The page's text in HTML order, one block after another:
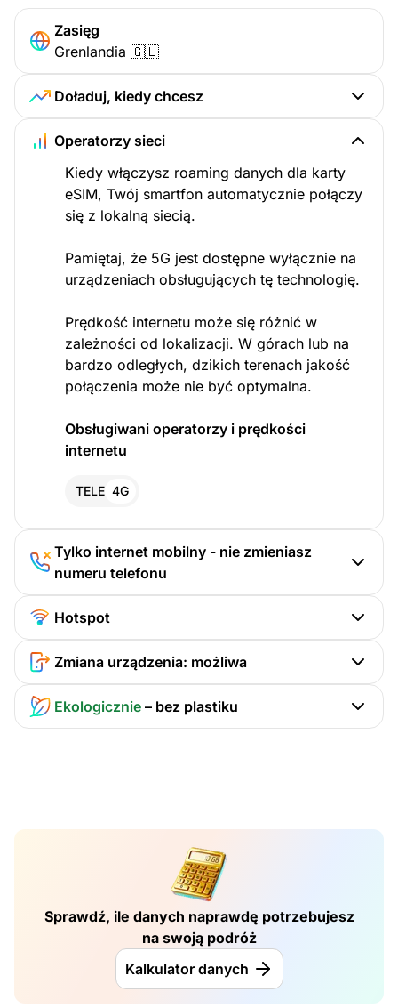
Zasięg
Grenlandia 🇬🇱
Doładuj, kiedy chcesz
Operatorzy sieci
Kiedy włączysz roaming danych dla karty
eSIM, Twój smartfon automatycznie połączy
się z lokalną siecią.
Pamiętaj, że 5G jest dostępne wyłącznie na
urządzeniach obsługujących tę technologię.
Prędkość internetu może się różnić w
zależności od lokalizacji. W górach lub na
bardzo odległych, dzikich terenach jakość
połączenia może nie być optymalna.
Obsługiwani operatorzy i prędkości
internetu
TELE 4G
Tylko internet mobilny - nie zmieniasz
numeru telefonu
Hotspot
Zmiana urządzenia: możliwa
Ekologicznie – bez plastiku
Sprawdź, ile danych naprawdę potrzebujesz
na swoją podróż
Kalkulator danych